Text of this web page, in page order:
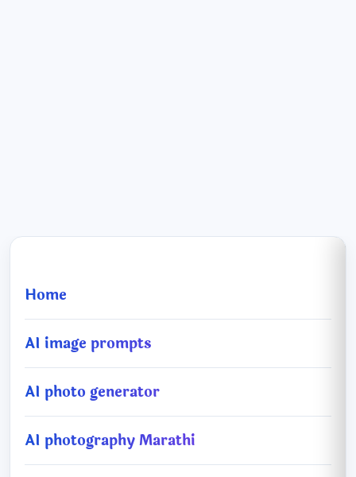
Home
AI image prompts
AI photo generator
AI photography Marathi